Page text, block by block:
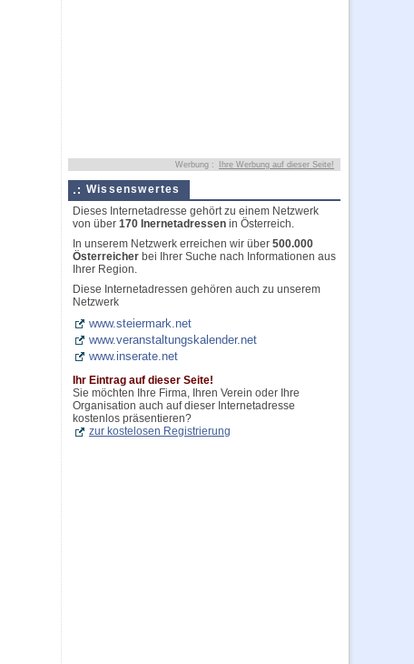
Werbung : Ihre Werbung auf dieser Seite!
Wissenswertes
Dieses Internetadresse gehört zu einem Netzwerk
von über 170 Inernetadressen in Österreich.
In unserem Netzwerk erreichen wir über 500.000
Österreicher bei Ihrer Suche nach Informationen aus
Ihrer Region.
Diese Internetadressen gehören auch zu unserem
Netzwerk
www.steiermark.net
www.veranstaltungskalender.net
www.inserate.net
Ihr Eintrag auf dieser Seite!
Sie möchten Ihre Firma, Ihren Verein oder Ihre
Organisation auch auf dieser Internetadresse
kostenlos präsentieren?
zur kostelosen Registrierung